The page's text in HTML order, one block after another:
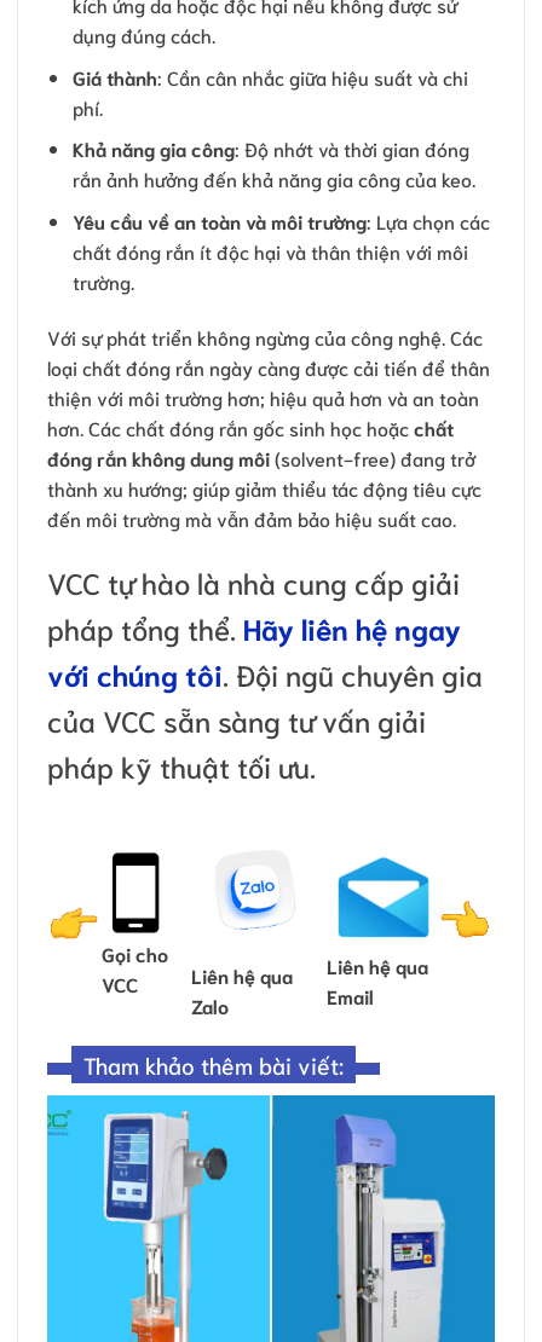
dụng đúng cách.
Giá thành: Cần cân nhắc giữa hiệu suất và chi
phí.
Khả năng gia công: Độ nhớt và thời gian đóng
rắn ảnh hưởng đến khả năng gia công của keo.
Yêu cầu về an toàn và môi trường: Lựa chọn các
chất đóng rắn ít độc hại và thân thiện với môi
trường.
Với sự phát triển không ngừng của công nghệ. Các
loại chất đóng rắn ngày càng được cải tiến để thân
thiện với môi trường hơn; hiệu quả hơn và an toàn
hơn. Các chất đóng rắn gốc sinh học hoặcchất
đóng rắn không dung môi(solvent-free) đang trở
thành xu hướng; giúp giảm thiểu tác động tiêu cực
đến môi trường mà vẫn đảm bảo hiệu suất cao.
VCC tự hào là nhà cung cấp giải
pháp tổng thể. Hãy liên hệ ngay
với chúng tôi. Đội ngũ chuyên gia
của VCC sẵn sàng tư vấn giải
pháp kỹ thuật tối ưu.
Gọi cho
VCC
Liên hệ qua
Zalo
Liên hệ qua
Email
Tham khảo thêm bài viết: